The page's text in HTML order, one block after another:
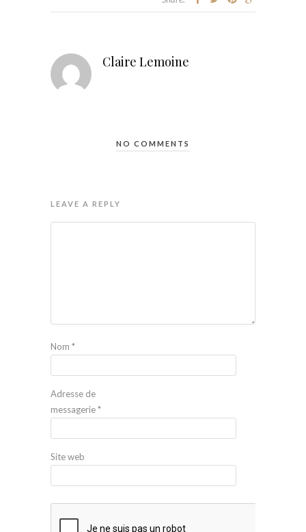
Claire Lemoine
NO COMMENTS
LEAVE A REPLY
Nom *
Adresse de
messagerie*
Site web